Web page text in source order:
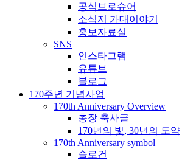
공식브로슈어
소식지 가대이야기
홍보자료실
SNS
인스타그램
유튜브
블로그
170주년 기념사업
170th Anniversary Overview
총장 축사글
170년의 빛, 30년의 도약
170th Anniversary symbol
슬로건